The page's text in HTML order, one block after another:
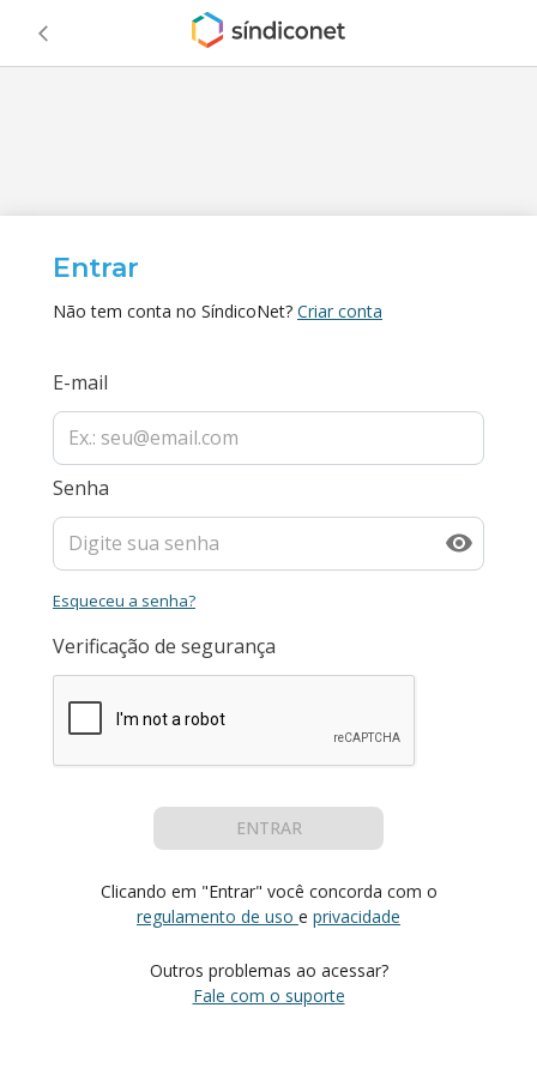
Entrar
Não tem conta no SíndicoNet? Criar conta
E-mail
Senha
Esqueceu a senha?
Verificação de segurança
ENTRAR
Clicando em "Entrar" você concorda com o
regulamento de uso e privacidade
Outros problemas ao acessar?
Fale com o suporte